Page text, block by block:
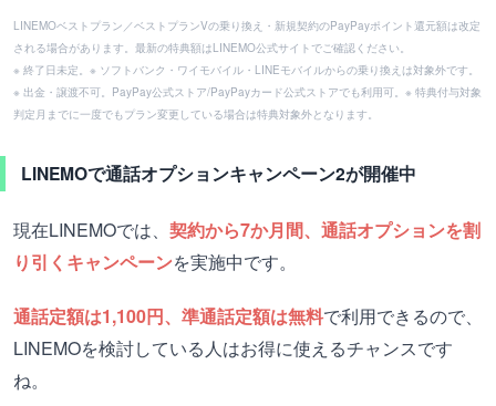
LINEMOベストプラン／ベストプランVの乗り換え・新規契約のPayPayポイント還元額は改定
される場合があります。最新の特典額はLINEMO公式サイトでご確認ください。
※ 終了日未定。※ ソフトバンク・ワイモバイル・LINEモバイルからの乗り換えは対象外です。
※ 出金・譲渡不可。PayPay公式ストア/PayPayカード公式ストアでも利用可。※ 特典付与対象
判定月までに一度でもプラン変更している場合は特典対象外となります。
LINEMOで通話オプションキャンペーン2が開催中
現在LINEMOでは、 契約から7か月間、通話オプションを割
り引くキャンペーンを実施中です。
通話定額は1,100円、準通話定額は無料で利用できるので、
LINEMOを検討している人はお得に使えるチャンスです
ね。